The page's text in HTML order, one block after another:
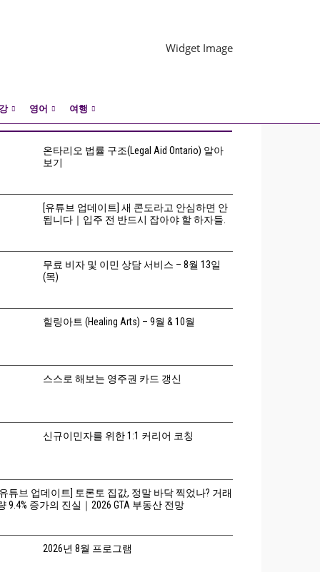
영어 여행
업데이트
온타리오 법률 구조(Legal Aid Ontario) 알아
보기
[유튜브 업데이트] 새 콘도라고 안심하면 안
됩니다｜입주 전 반드시 잡아야 할 하자들.
무료 비자 및 이민 상담 서비스 – 8월 13일
(목)
힐링아트 (Healing Arts) – 9월 & 10월
스스로 해보는 영주권 카드 갱신
신규이민자를 위한 1:1 커리어 코칭
튜브 업데이트] 토론토 집값, 정말 바닥 찍었나? 거래
9.4% 증가의 진실｜2026 GTA 부동산 전망
2026년 8월 프로그램